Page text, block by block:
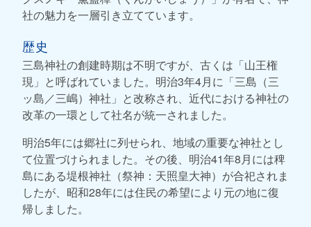
社の魅力を一層引き立てています。
歴史
三島神社の創建時期は不明ですが、古くは「山王権
現」と呼ばれていました。明治3年4月に「三島（三
ッ島／三嶋）神社」と改称され、近代における神社の
改革の一環として社名が統一されました。
明治5年には郷社に列せられ、地域の重要な神社とし
て位置づけられました。その後、明治41年8月には稗
島にある堤根神社（祭神：天照皇大神）が合祀されま
したが、昭和28年には住民の希望により元の地に復
帰しました。